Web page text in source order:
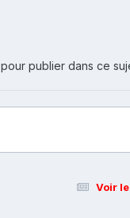
pour publier dans ce
Voir